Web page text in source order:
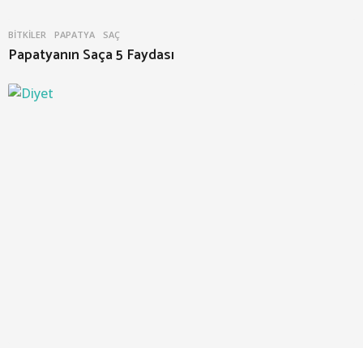
BITKILER PAPATYA ,SAÇ
Papatyanın Saça 5 Faydası